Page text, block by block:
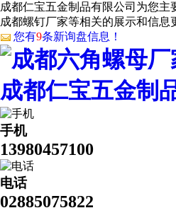
成都仁宝五金制品有限公司为您主
成都螺钉厂家等相关的展示和信息
您有9条新询盘信息！
手机
13980457100
电话
02885075822